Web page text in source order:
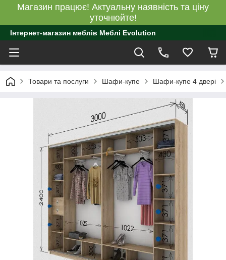
Магазин працює! Актуальну наявність та ціну
уточнюйте!
Інтернет-магазин меблів Меблі Evolution
Товари та послуги Шафи-купе Шафи-купе 4 двері